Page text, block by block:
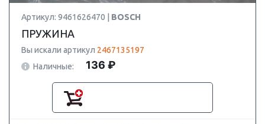
Артикул: 9461626470 | BOSCH
ПРУЖИНА
Вы искали артикул 2467135197
Наличные:
136 ₽